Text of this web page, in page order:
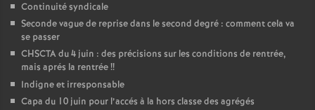
Continuité syndicale
Seconde vague de reprise dans le second degré : comment cela va
se passer
CHSCTA du 4 juin : des précisions sur les conditions de rentrée,
mais aprés la rentrée!!
Indigne et irresponsable
Capa du 10 juin pour l’accés à la hors classe des agrégés